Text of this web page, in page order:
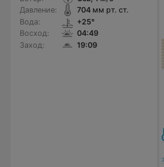
Давление:
Вода:
Восход:
Заход:
704мм рт. ст.
+25°
04:49
19:09